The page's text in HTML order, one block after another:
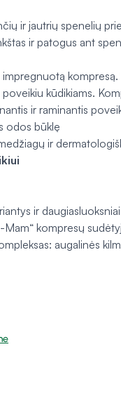
ir jautrių spenelių
ir patogus ant
kūdikiams.
ir raminantis
odos būklę
ir
ir
kompresų
augalinės